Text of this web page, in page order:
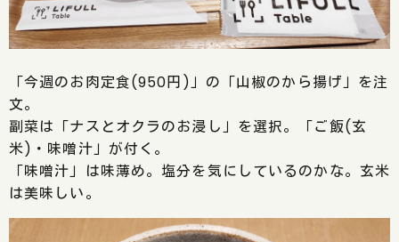
「今週のお肉定食(950円)」の「山椒のから揚げ」を注
文。
副菜は「ナスとオクラのお浸し」を選択。「ご飯(玄
米)・味噌汁」が付く。
「味噌汁」は味薄め。塩分を気にしているのかな。玄米
は美味しい。